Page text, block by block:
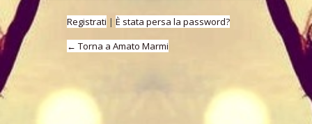
Registrati | È stata persa la password?
← Torna a Amato Marmi